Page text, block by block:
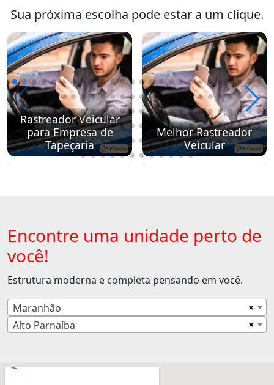
Sua próxima escolha pode estar a um clique.
Rastreador Veicular
para Empresa de
Tapeçaria
Melhor Rastreador
Veicular
Encontre uma unidade perto de
você!
Estrutura moderna e completa pensando em você.
×
Maranhão
×
Alto Parnaíba